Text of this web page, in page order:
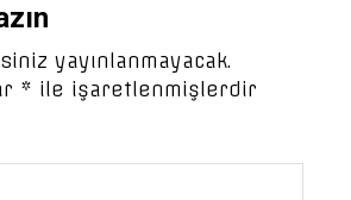
yayınlanmayacak.
* ile işaretlenmişlerdir